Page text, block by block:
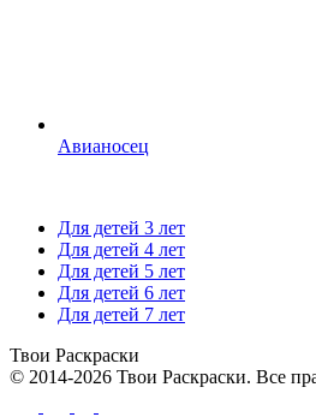
Авианосец
Для детей 3 лет
Для детей 4 лет
Для детей 5 лет
Для детей 6 лет
Для детей 7 лет
Твои Раскраски
© 2014-2026 Твои Раскраски. Все